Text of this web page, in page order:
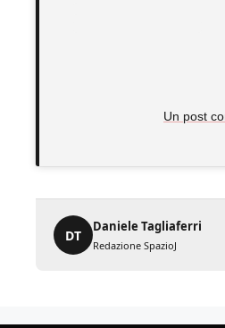
Un post
DT
Daniele Tagliaferri
Redazione SpazioJ